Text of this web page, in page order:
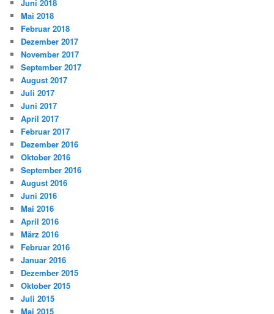
Juni 2018
Mai 2018
Februar 2018
Dezember 2017
November 2017
September 2017
August 2017
Juli 2017
Juni 2017
April 2017
Februar 2017
Dezember 2016
Oktober 2016
September 2016
August 2016
Juni 2016
Mai 2016
April 2016
März 2016
Februar 2016
Januar 2016
Dezember 2015
Oktober 2015
Juli 2015
Mai 2015